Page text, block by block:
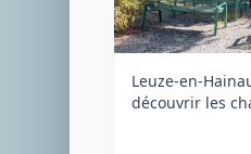
Leuze-en-
découvrir les